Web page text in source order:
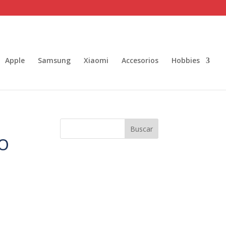
Apple Samsung Xiaomi Accesorios Hobbies
Buscar